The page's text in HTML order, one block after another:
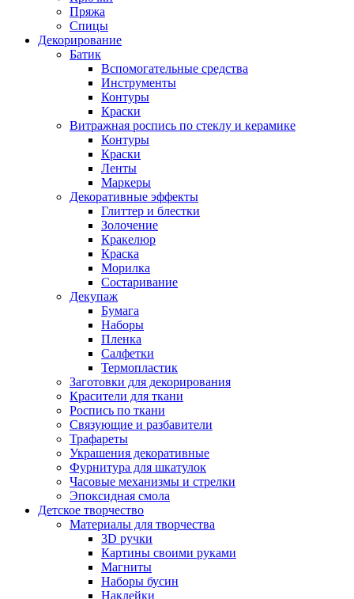
Пряжа
Спицы
Декорирование
Батик
Вспомогательные средства
Инструменты
Контуры
Краски
Витражная роспись по стеклу и керамике
Контуры
Краски
Ленты
Маркеры
Декоративные эффекты
Глиттер и блестки
Золочение
Кракелюр
Краска
Морилка
Состаривание
Декупаж
Бумага
Наборы
Пленка
Салфетки
Термопластик
Заготовки для декорирования
Красители для ткани
Роспись по ткани
Связующие и разбавители
Трафареты
Украшения декоративные
Фурнитура для шкатулок
Часовые механизмы и стрелки
Эпоксидная смола
Детское творчество
Материалы для творчества
3D ручки
Картины своими руками
Магниты
Наборы бусин
Наклейки